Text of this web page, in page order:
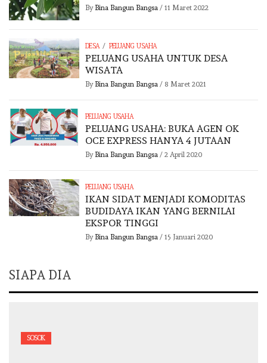
By Bina Bangun Bangsa / 11 Maret 2022
DESA / PELUANG USAHA
PELUANG USAHA UNTUK DESA
WISATA
By Bina Bangun Bangsa/ 8 Maret 2021
PELUANG USAHA
PELUANG USAHA: BUKA AGEN OK
OCE EXPRESS HANYA 4 JUTAAN
By Bina Bangun Bangsa/ 2 April 2020
PELUANG USAHA
IKAN SIDAT MENJADI KOMODITAS
BUDIDAYA IKAN YANG BERNILAI
EKSPOR TINGGI
By Bina Bangun Bangsa/ 15 Januari 2020
SIAPA DIA
SOSOK